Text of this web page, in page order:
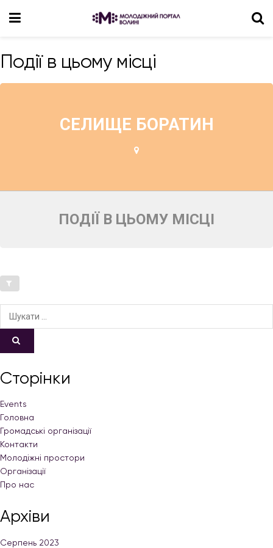
Події в цьому місці
СЕЛИЩЕ БОРАТИН
ПОДІЇ В ЦЬОМУ МІСЦІ
Сторінки
Events
Головна
Громадські організації
Контакти
Молодіжні простори
Організації
Про нас
Архіви
Серпень 2023